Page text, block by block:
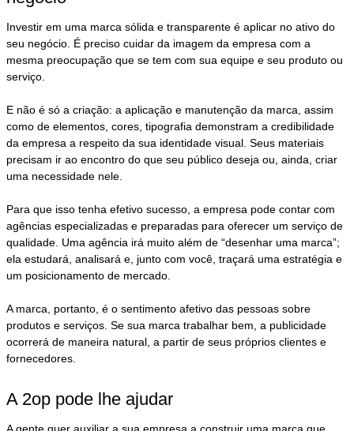
Investir em uma marca sólida e transparente é aplicar no ativo do
seu negócio. É preciso cuidar da imagem da empresa com a
mesma preocupação que se tem com sua equipe e seu produto ou
serviço.
E não é só a criação: a aplicação e manutenção da marca, assim
como de elementos, cores, tipografia demonstram a credibilidade
da empresa a respeito da sua identidade visual. Seus materiais
precisam ir ao encontro do que seu público deseja ou, ainda, criar
uma necessidade nele.
Para que isso tenha efetivo sucesso, a empresa pode contar com
agências especializadas e preparadas para oferecer um serviço de
qualidade. Uma agência irá muito além de “desenhar uma marca”;
ela estudará, analisará e, junto com você, traçará uma estratégia e
um posicionamento de mercado.
A marca, portanto, é o sentimento afetivo das pessoas sobre
produtos e serviços. Se sua marca trabalhar bem, a publicidade
ocorrerá de maneira natural, a partir de seus próprios clientes e
fornecedores.
A 2op pode lhe ajudar